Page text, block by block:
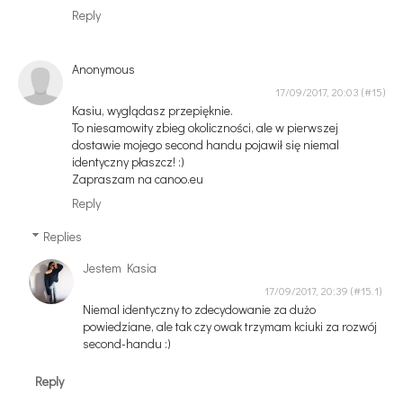
Reply
Anonymous
17/09/2017, 20:03
Kasiu, wyglądasz przepięknie.
To niesamowity zbieg okoliczności, ale w pierwszej
dostawie mojego second handu pojawił się niemal
identyczny płaszcz! :)
Zapraszam na canoo.eu
Reply
Replies
Jestem Kasia
17/09/2017, 20:39
Niemal identyczny to zdecydowanie za dużo
powiedziane, ale tak czy owak trzymam kciuki za rozwój
second-handu :)
Reply